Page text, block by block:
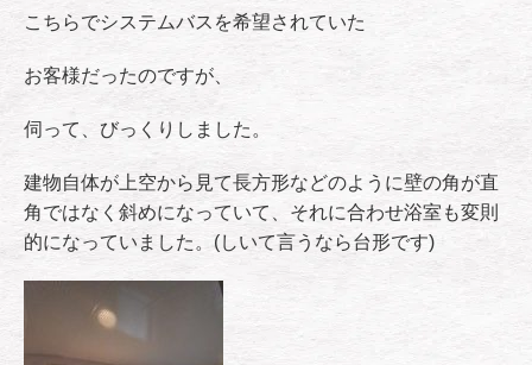
こちらでシステムバスを希望されていた
お客様だったのですが、
伺って、びっくりしました。
建物自体が上空から見て長方形などのように壁の角が直
角ではなく斜めになっていて、それに合わせ浴室も変則
的になっていました。(しいて言うなら台形です)